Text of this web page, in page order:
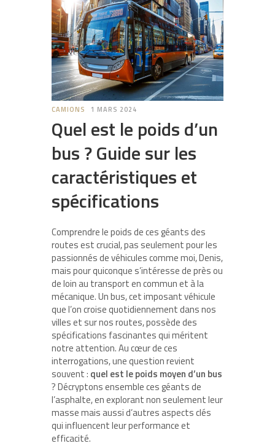
CAMIONS 1 MARS 2024
Quel est le poids d’un
bus ? Guide sur les
caractéristiques et
spécifications
Comprendre le poids de ces géants des
routes est crucial, pas seulement pour les
passionnés de véhicules comme moi, Denis,
mais pour quiconque s’intéresse de près ou
de loin au transport en commun et à la
mécanique. Un bus, cet imposant véhicule
que l’on croise quotidiennement dans nos
villes et sur nos routes, possède des
spécifications fascinantes qui méritent
notre attention. Au cœur de ces
interrogations, une question revient
souvent : quel est le poids moyen d’un bus
? Décryptons ensemble ces géants de
l’asphalte, en explorant non seulement leur
masse mais aussi d’autres aspects clés
qui influencent leur performance et
efficacité.